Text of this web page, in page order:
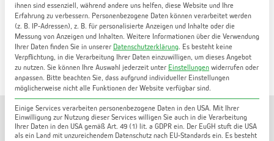
ihnen sind essenziell, während andere uns helfen, diese Website und Ihre
Erfahrung zu verbessern. Personenbezogene Daten können verarbeitet werden
(z. B. IP-Adressen), z. B. für personalisierte Anzeigen und Inhalte oder die
Messung von Anzeigen und Inhalten. Weitere Informationen über die Verwendung
Ihrer Daten finden Sie in unserer Datenschutzerklärung. Es besteht keine
Verpflichtung, in die Verarbeitung Ihrer Daten einzuwilligen, um dieses Angebot
zu nutzen. Sie können Ihre Auswahl jederzeit unter Einstellungen widerrufen oder
anpassen. Bitte beachten Sie, dass aufgrund individueller Einstellungen
möglicherweise nicht alle Funktionen der Website verfügbar sind.
Einige Services verarbeiten personenbezogene Daten in den USA. Mit Ihrer
Einwilligung zur Nutzung dieser Services willigen Sie auch in die Verarbeitung
Ihrer Daten in den USA gemäß Art. 49 (1) lit. a GDPR ein. Der EuGH stuft die USA
als ein Land mit unzureichendem Datenschutz nach EU-Standards ein. Es besteht